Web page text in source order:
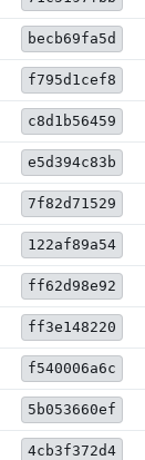
becb69fa5d
f795d1cef8
c8d1b56459
e5d394c83b
7f82d71529
122af89a54
ff62d98e92
ff3e148220
f540006a6c
5b053660ef
4cb3f372d4